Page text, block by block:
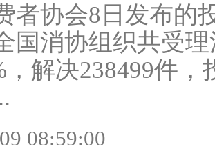
者协会8日发布的
国消协组织共受
，解决238499件
08:59:00